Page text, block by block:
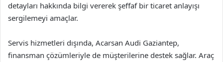
detayları hakkında bilgi vererek şeffaf bir ticaret anlayışı
sergilemeyi amaçlar.
Servis hizmetleri dışında, Acarsan Audi Gaziantep,
finansman çözümleriyle de müşterilerine destek sağlar. Araç